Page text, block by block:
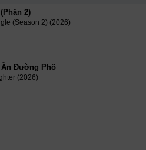
2)
(Season 2) (2026)
Ăn Đường Phố
(2026)